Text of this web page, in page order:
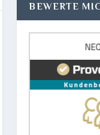
BEWERTE